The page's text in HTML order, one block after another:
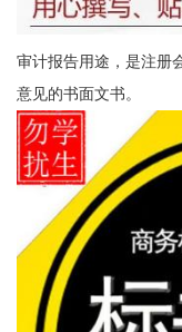
审计报告用途，是注册
意见的书面文书。